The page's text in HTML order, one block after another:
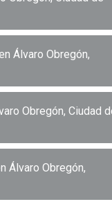
Álvaro Obregón,
Obregón, Ciudad
Álvaro Obregón,